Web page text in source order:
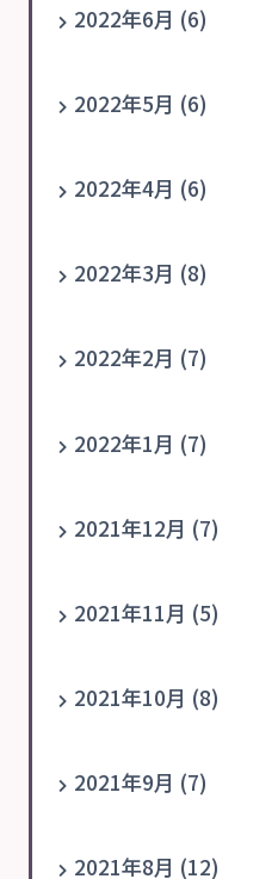
2022年6月 (6)
2022年5月 (6)
2022年4月 (6)
2022年3月 (8)
2022年2月 (7)
2022年1月 (7)
2021年12月 (7)
2021年11月 (5)
2021年10月 (8)
2021年9月 (7)
2021年8月 (12)